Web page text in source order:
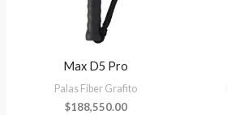
Max D5 Pro
Palas Fiber Grafito
$188,550.00